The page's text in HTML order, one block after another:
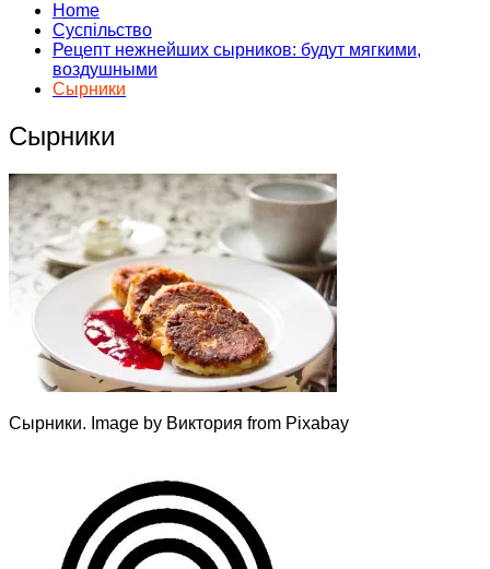
Home
Суспільство
Рецепт нежнейших сырников: будут мягкими,
воздушными
Сырники
Сырники
Сырники. Image by Виктория from Pixabay